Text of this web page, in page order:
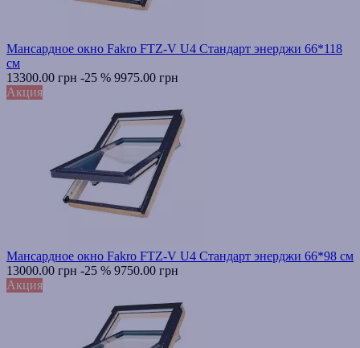
Мансардное окно Fakro FTZ-V U4 Стандарт энерджи 66*118
см
13300.00 грн -25 % 9975.00 грн
Акция
Мансардное окно Fakro FTZ-V U4 Стандарт энерджи 66*98 см
13000.00 грн -25 % 9750.00 грн
Акция